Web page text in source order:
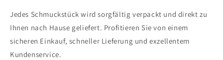
Jedes Schmuckstück wird sorgfältig verpackt und direkt zu
Ihnen nach Hause geliefert. Profitieren Sie von einem
sicheren Einkauf, schneller Lieferung und exzellentem
Kundenservice.